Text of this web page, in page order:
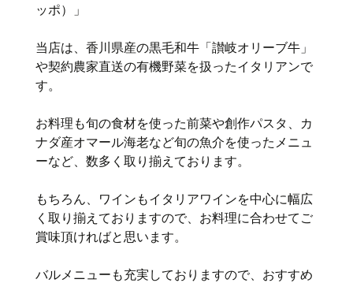
ッポ）」
当店は、香川県産の黒毛和牛「讃岐オリーブ牛」
や契約農家直送の有機野菜を扱ったイタリアンで
す。
お料理も旬の食材を使った前菜や創作パスタ、カ
ナダ産オマール海老など旬の魚介を使ったメニュ
ーなど、数多く取り揃えております。
もちろん、ワインもイタリアワインを中心に幅広
く取り揃えておりますので、お料理に合わせてご
賞味頂ければと思います。
バルメニューも充実しておりますので、おすすめ